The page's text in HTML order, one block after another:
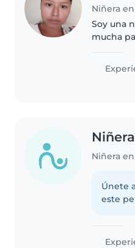
Niñera
Soy una
mucha
de todas
desde
Niñera
Niñera
Únete
este